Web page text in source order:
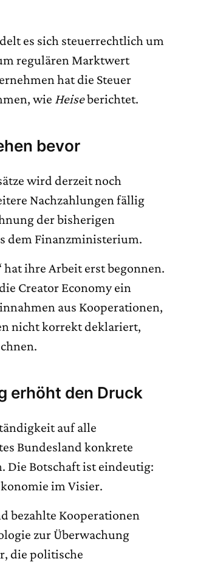
es sich steuerrechtlich um
regulären Marktwert
hat die Steuer
wie Heiseberichtet.
bevor
wird derzeit noch
Nachzahlungen fällig
der bisherigen
dem Finanzministerium.
hat ihre Arbeit erst begonnen.
Creator Economy ein
aus Kooperationen,
nicht korrekt deklariert,
erhöht den Druck
auf alle
Bundesland konkrete
Die Botschaft ist eindeutig:
im Visier.
bezahlte Kooperationen
zur Überwachung
die politische